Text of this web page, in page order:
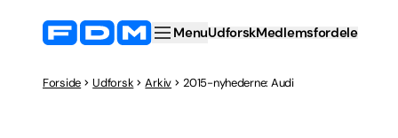
MenuUdforskMedlemsfordele
Forside Udforsk Arkiv 2015-nyhederne: Audi